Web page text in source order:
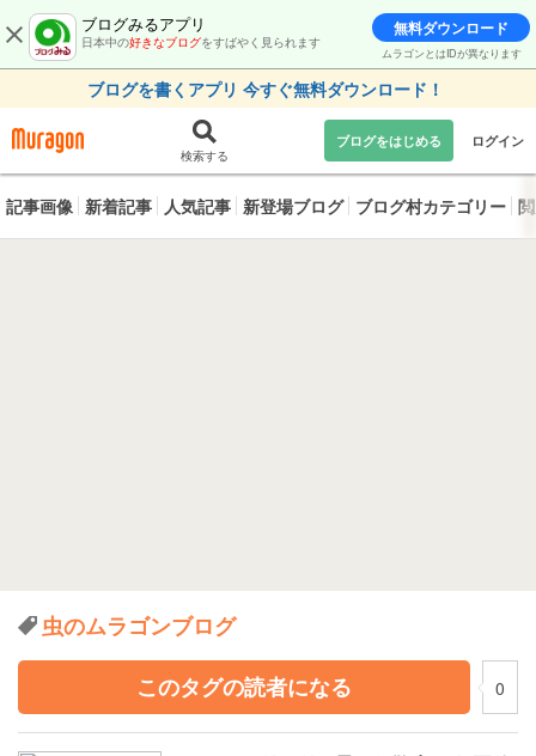
ブログみるアプリ
日本中の好きなブログをすばやく見られます
無料ダウンロード
ムラゴンとはIDが異なります
ブログを書くアプリ 今すぐ無料ダウンロード！
検索する
ブログをはじめる ログイン
記事画像 新着記事 人気記事 新登場ブログ ブログ村カテゴリー
虫のムラゴンブログ
このタグの読者になる
0